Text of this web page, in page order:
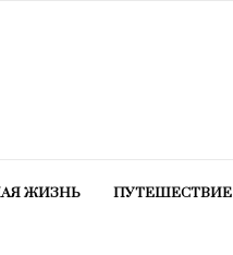
ЖИЗНЬ ПУТЕШЕСТВИЕ